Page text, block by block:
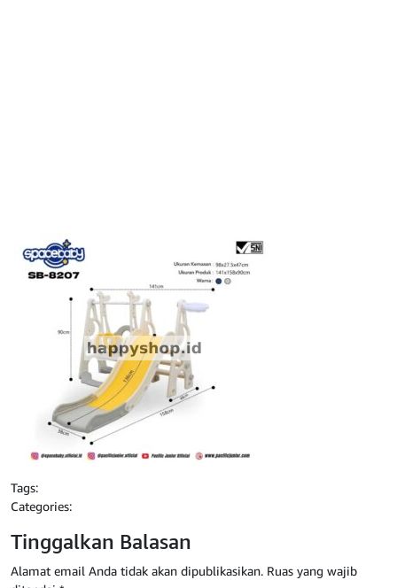
Tags:
Categories:
Tinggalkan Balasan
Alamat email Anda tidak akan dipublikasikan. Ruas yang wajib